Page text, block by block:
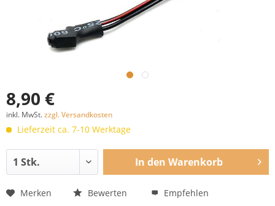
8,90 €
inkl. MwSt.zzgl. Versandkosten
Lieferzeit ca. 7-10 Werktage
In den Warenkorb
Merken Bewerten Empfehlen